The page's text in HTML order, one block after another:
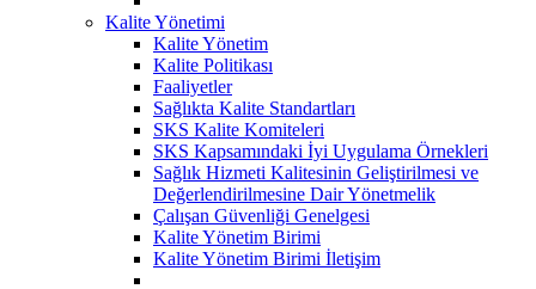
Kalite Yönetimi
Kalite Yönetim
Kalite Politikası
Faaliyetler
Sağlıkta Kalite Standartları
SKS Kalite Komiteleri
SKS Kapsamındaki İyi Uygulama Örnekleri
Sağlık Hizmeti Kalitesinin Geliştirilmesi ve
Değerlendirilmesine Dair Yönetmelik
Çalışan Güvenliği Genelgesi
Kalite Yönetim Birimi
Kalite Yönetim Birimi İletişim